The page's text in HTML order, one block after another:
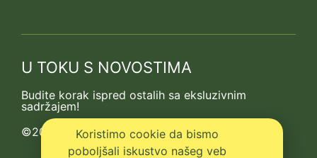
U TOKU S NOVOSTIMA
Budite korak ispred ostalih sa eksluzivnim
sadržajem!
©2013-2026 Kedrova prica
Koristimo cookie da bismo
poboljšali iskustvo našeg veb